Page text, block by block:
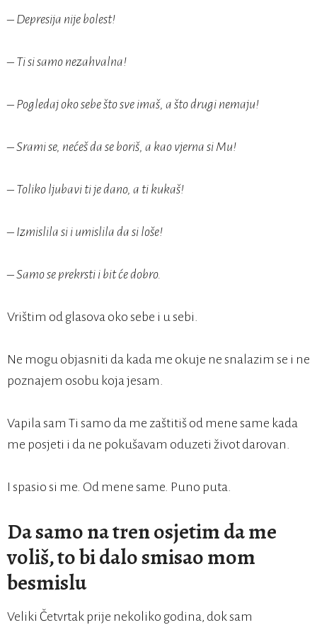
– Depresija nije bolest!
– Ti si samo nezahvalna!
– Pogledaj oko sebe što sve imaš, a što drugi nemaju!
– Srami se, nećeš da se boriš, a kao vjerna si Mu!
– Toliko ljubavi ti je dano, a ti kukaš!
– Izmislila si i umislila da si loše!
– Samo se prekrsti i bit će dobro.
Vrištim od glasova oko sebe i u sebi.
Ne mogu objasniti da kada me okuje ne snalazim se i ne
poznajem osobu koja jesam.
Vapila sam Ti samo da me zaštitiš od mene same kada
me posjeti i da ne pokušavam oduzeti život darovan.
I spasio si me. Od mene same. Puno puta.
Da samo na tren osjetim da me
voliš, to bi dalo smisao mom
besmislu
Veliki Četvrtak prije nekoliko godina, dok sam